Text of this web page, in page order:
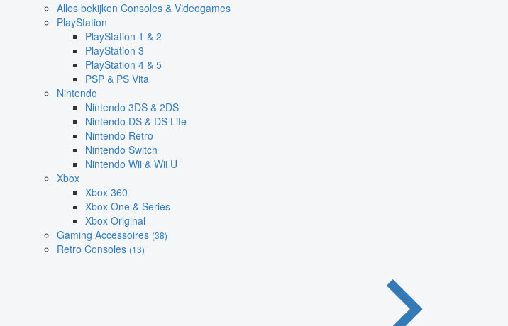
Alles bekijken Consoles & Videogames
PlayStation
PlayStation 1 & 2
PlayStation 3
PlayStation 4 & 5
PSP & PS Vita
Nintendo
Nintendo 3DS & 2DS
Nintendo DS & DS Lite
Nintendo Retro
Nintendo Switch
Nintendo Wii & Wii U
Xbox
Xbox 360
Xbox One & Series
Xbox Original
Gaming Accessoires (38)
Retro Consoles (13)